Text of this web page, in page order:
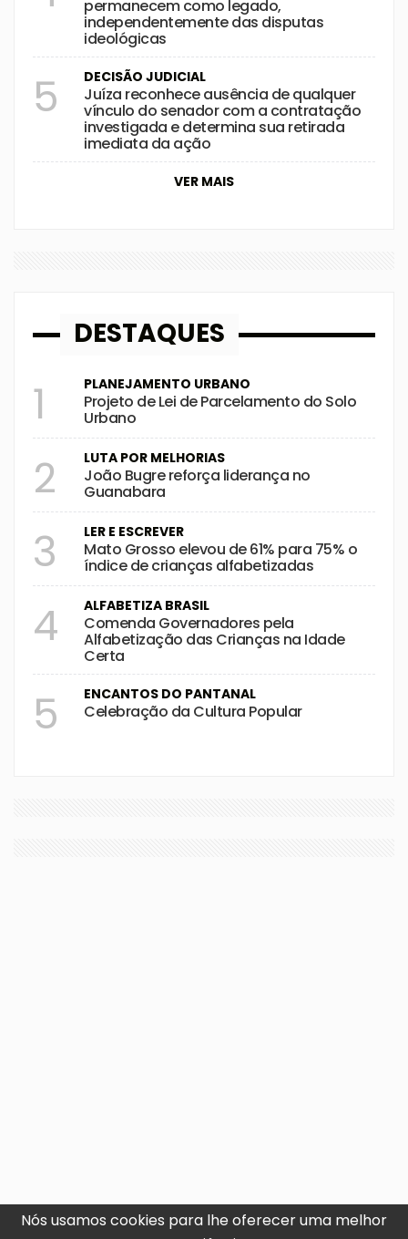
Nós usamos cookies para lhe oferecer uma melhor
permanecem como legado,
independentemente das disputas
ideológicas
5 DECISÃO JUDICIAL
Juíza reconhece ausência de qualquer
vínculo do senador com a contratação
investigada e determina sua retirada
imediata da ação
VER MAIS
DESTAQUES
1 PLANEJAMENTO URBANO
Projeto de Lei de Parcelamento do Solo
Urbano
2 LUTA POR MELHORIAS
João Bugre reforça liderança no
Guanabara
3 LER E ESCREVER
Mato Grosso elevou de 61% para 75% o
índice de crianças alfabetizadas
4 ALFABETIZA BRASIL
Comenda Governadores pela
Alfabetização das Crianças na Idade
Certa
5 ENCANTOS DO PANTANAL
Celebração da Cultura Popular